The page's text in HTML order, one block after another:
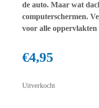
de auto. Maar wat
computerschermen.
voor alle oppervlakten
€4,95
Uitverkocht